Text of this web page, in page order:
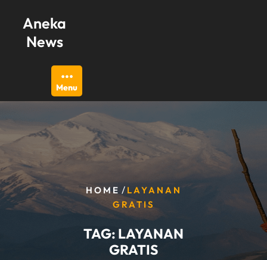
content
Aneka
News
Menu
HOME / LAYANAN
GRATIS
TAG: LAYANAN
GRATIS